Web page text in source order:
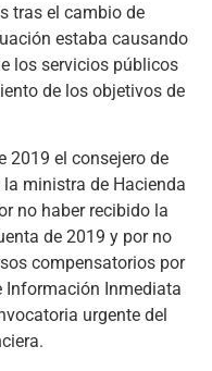
tras el cambio de
estaba causando
los servicios públicos
de los objetivos de
2019 el consejero de
ministra de Hacienda
no haber recibido la
de 2019 y por no
compensatorios por
Inmediata
urgente del